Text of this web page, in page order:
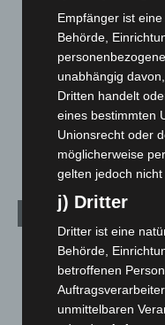
Leserbriefe
Menschen
Über uns
Veranstaltungen
Archiv
August 2026(10)
Juli 2026(73)
Juni 2026(139)
Empfänger ist
Behörde,
unabhängig
Dritten handelt
eines bestimmten
Unionsrecht oder
möglicherweise
gelten jedoch
j) Dritter
Dritter ist eine
Behörde,
betroffenen
unmittelbaren